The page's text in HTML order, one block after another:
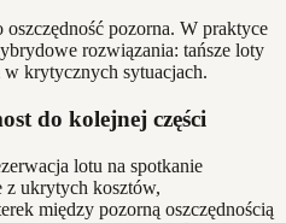
oszczędność pozorna. W praktyce
rozwiązania: tańsze loty
krytycznych sytuacjach.
do kolejnej części
lotu na spotkanie
z ukrytych kosztów,
między pozorną oszczędnością